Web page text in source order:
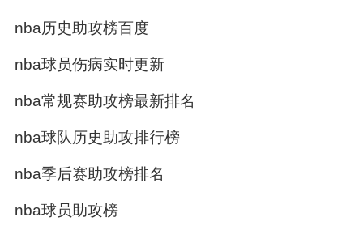
nba历史助攻榜百度
nba球员伤病实时更新
nba常规赛助攻榜最新排名
nba球队历史助攻排行榜
nba季后赛助攻榜排名
nba球员助攻榜